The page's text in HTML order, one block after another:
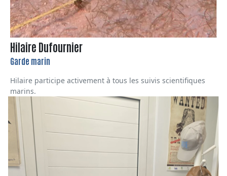
Hilaire Dufournier
Garde marin
Hilaire participe activement à tous les suivis scientifiques
marins.